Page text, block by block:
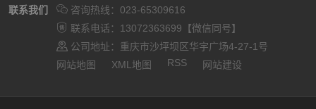
联系我们
咨询热线：023-65309616
联系电话：13072363699【微信同号】
公司地址：重庆市沙坪坝区华宇广场4-27-1号
网站地图
XML地图 RSS 网站建设